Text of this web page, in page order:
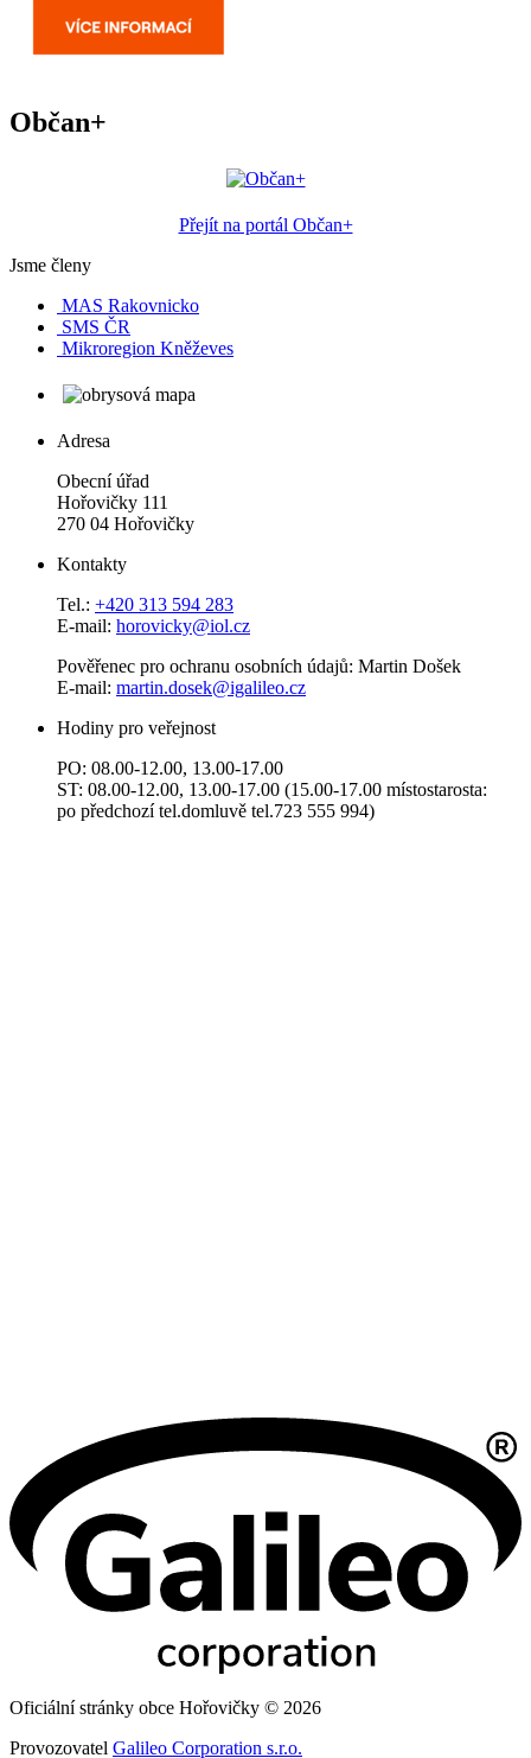
Občan+
Přejít na portál Občan+
Jsme členy
MAS Rakovnicko
SMS ČR
Mikroregion Kněževes
Adresa
Obecní úřad
Hořovičky 111
270 04 Hořovičky
Kontakty
Tel.: +420 313 594 283
E-mail: horovicky@iol.cz
Pověřenec pro ochranu osobních údajů: Martin Došek
E-mail: martin.dosek@igalileo.cz
Hodiny pro veřejnost
PO: 08.00-12.00, 13.00-17.00
ST: 08.00-12.00, 13.00-17.00 (15.00-17.00 místostarosta:
po předchozí tel.domluvě tel.723 555 994)
Oficiální stránky obce Hořovičky © 2026
Provozovatel Galileo Corporation s.r.o.